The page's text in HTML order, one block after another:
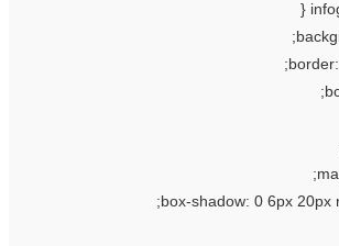
box-shadow: 0 6px